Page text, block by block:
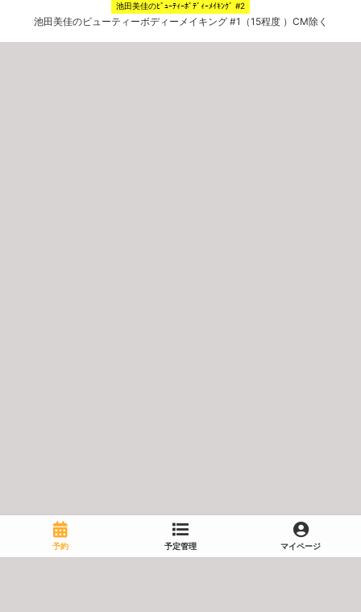
池田美佳のﾋﾞｭｰﾃｨｰﾎﾞﾃﾞｨｰﾒｲｷﾝｸﾞ #2
池田美佳のビューティーボディーメイキング #1（15程度 ）CM除く
予約 予定管理 マイページ